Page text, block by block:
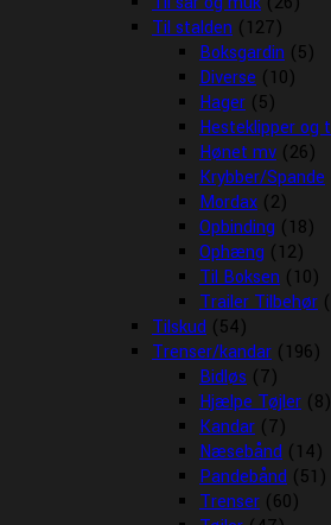
Til stalden (127)
Boksgardin (5)
Diverse (10)
Hager (5)
Hesteklipper og
Hønet mv (26)
Krybber/Spande
Mordax (2)
Opbinding (18)
Ophæng (12)
Til Boksen (10)
Trailer Tilbehør
Tilskud (54)
Trenser/kandar (196)
Bidløs (7)
Hjælpe Tøjler (8)
Kandar (7)
Næsebånd (14)
Pandebånd (51)
Trenser (60)